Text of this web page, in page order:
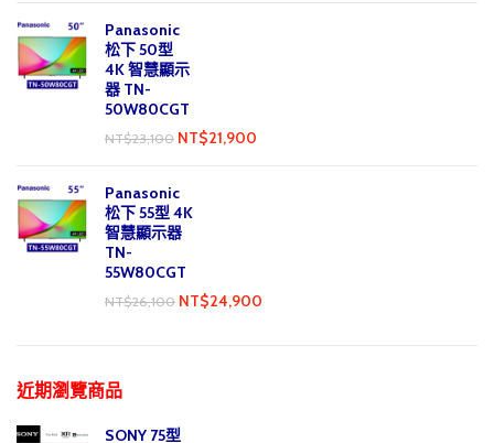
Panasonic
松下 50型
4K 智慧顯示
器 TN-
50W80CGT
NT$23,100 NT$21,900
Panasonic
松下 55型 4K
智慧顯示器
TN-
55W80CGT
NT$26,100 NT$24,900
近期瀏覽商品
SONY 75型